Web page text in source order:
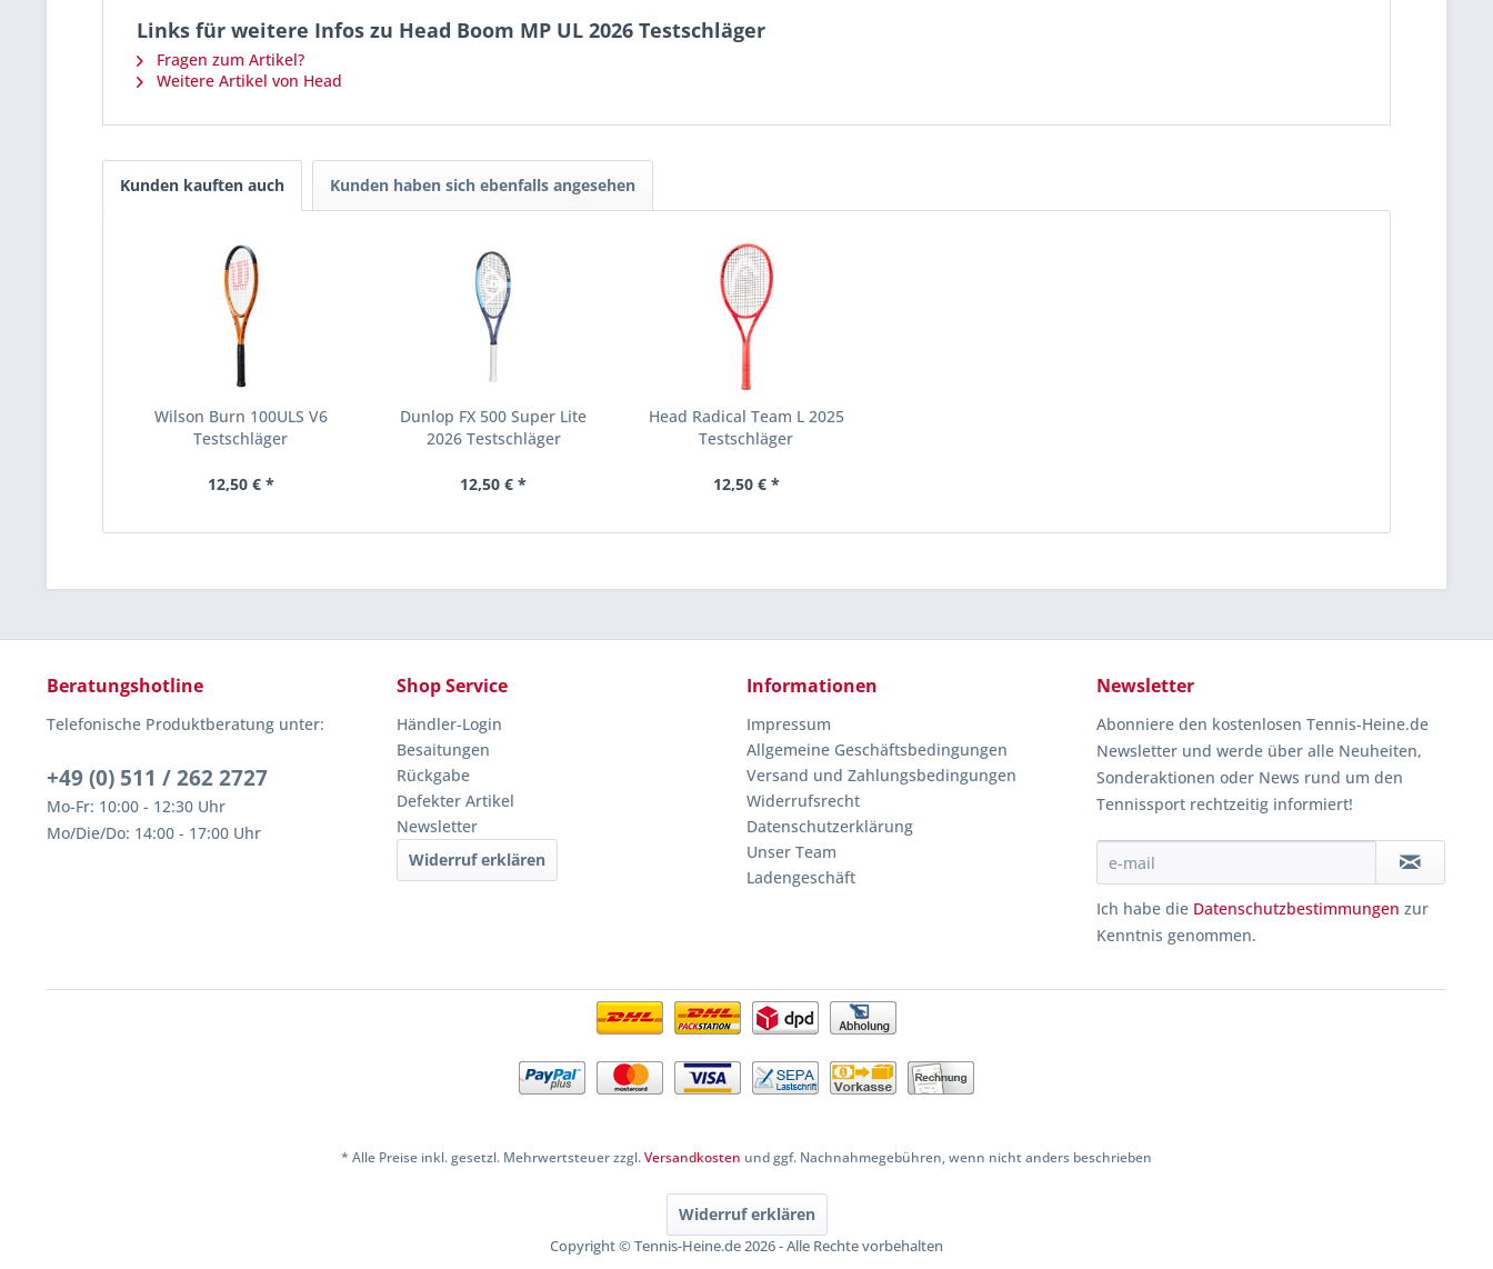
Links für weitere Infos zu Head Boom MP UL 2026 Testschläger
Fragen zum Artikel?
Weitere Artikel von Head
Kunden kauften auch Kunden haben sich ebenfalls angesehen
Wilson Burn 100ULS V6
Testschläger
12,50 € *
Dunlop FX 500 Super Lite
2026 Testschläger
12,50 € *
Head Radical Team L 2025
Testschläger
12,50 € *
Beratungshotline
Telefonische Produktberatung unter:
+49 (0) 511 / 262 2727
Mo-Fr: 10:00 - 12:30 Uhr
Mo/Die/Do: 14:00 - 17:00 Uhr
Shop Service
Händler-Login
Besaitungen
Rückgabe
Defekter Artikel
Newsletter
Widerruf erklären
Informationen
Impressum
Allgemeine Geschäftsbedingungen
Versand und Zahlungsbedingungen
Widerrufsrecht
Datenschutzerklärung
Unser Team
Ladengeschäft
Newsletter
Abonniere den kostenlosen Tennis-Heine.de
Newsletter und werde über alle Neuheiten,
Sonderaktionen oder News rund um den
Tennissport rechtzeitig informiert!
Ich habe die Datenschutzbestimmungen zur
Kenntnis genommen.
* Alle Preise inkl. gesetzl. Mehrwertsteuer zzgl.Versandkosten und ggf. Nachnahmegebühren, wenn nicht anders beschrieben
Widerruf erklären
Copyright © Tennis-Heine.de 2026 - Alle Rechte vorbehalten